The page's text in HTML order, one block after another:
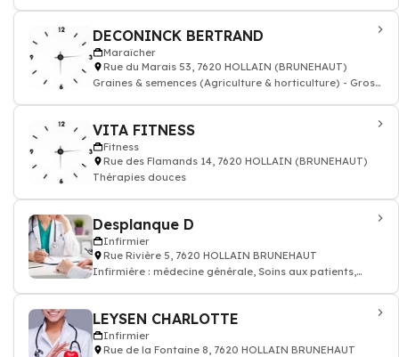
DECONINCK BERTRAND
Maraîcher
Rue du Marais 53, 7620 HOLLAIN (BRUNEHAUT)
Graines & semences (Agriculture & horticulture) - Gross.
VITA FITNESS
Fitness
Rue des Flamands 14, 7620 HOLLAIN (BRUNEHAUT)
Thérapies douces
Desplanque D
Infirmier
Rue Rivière 5, 7620 HOLLAIN BRUNEHAUT
Infirmière : médecine générale, Soins aux patients,
LEYSEN CHARLOTTE
Infirmier
Rue de la Fontaine 8, 7620 HOLLAIN BRUNEHAUT